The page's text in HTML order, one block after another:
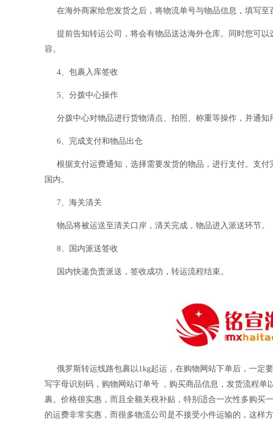
在海外商家给您发货之后，将物流单号与物品信息，填写至
提前告知转运公司
，将会有物品送达海外仓库。同时您可
容。
4、包裹入库签收
5、分拨中心操作
分拨中心对物品进行货物清点、拍照、称重等操作，并通知
6、完成支付和物品出仓
根据支付运费通知，选择需要发货的物品，进行支付。支
国内。
7、海关清关
物品将被运送至清关口岸，清关完成，物品进入派送环节。
8、国内派送签收
国内快递负责派送，签收成功，转运流程结束。
俄罗斯转运线路包裹以1kg起运，在购物网站下单后，一定
写字母识别码，购物网站订单号 ，购买商品信息，发货流程单
裹。 价格很实惠，而且全额关税补贴， 特别适合一次性多购买
的运费非常实惠，而很多物流公司是不接受小件运输的，这样